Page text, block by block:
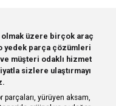
olmak üzere birçok araç
yedek parça çözümleri
müşteri odaklı hizmet
sizlere ulaştırmayı
yürüyen aksam,